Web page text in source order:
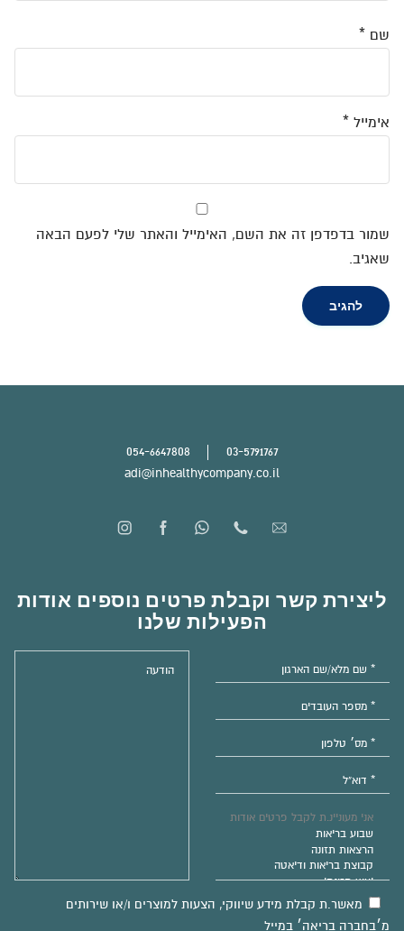
שם *
אימייל *
שמור בדפדפן זה את השם, האימייל והאתר שלי לפעם הבאה
שאגיב.
03-5791767
054-6647808
adi@inhealthycompany.co.il
ליצירת קשר וקבלת פרטים נוספים אודות
הפעילות שלנו
מאשר.ת קבלת מידע שיווקי, הצעות למוצרים ו/או שירותים
מ׳בחברה בריאה׳ במייל